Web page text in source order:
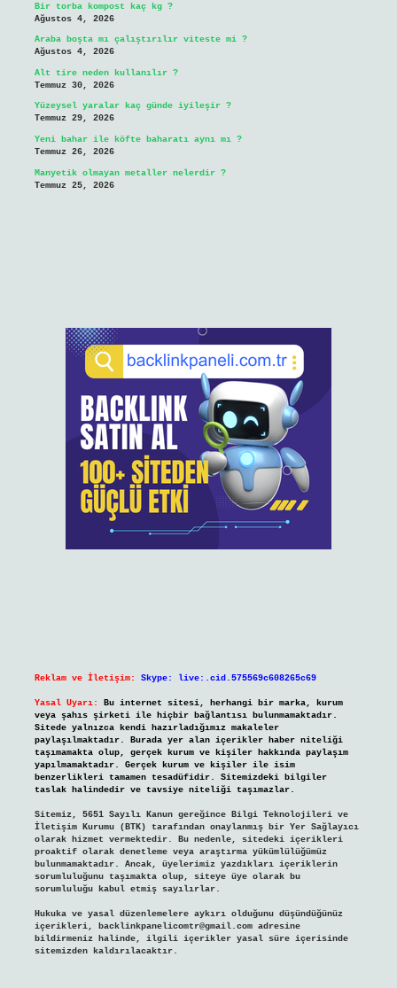
Bir torba kompost kaç kg ?
Ağustos 4, 2026
Araba boşta mı çalıştırılır viteste mi ?
Ağustos 4, 2026
Alt tire neden kullanılır ?
Temmuz 30, 2026
Yüzeysel yaralar kaç günde iyileşir ?
Temmuz 29, 2026
Yeni bahar ile köfte baharatı aynı mı ?
Temmuz 26, 2026
Manyetik olmayan metaller nelerdir ?
Temmuz 25, 2026
Reklam ve İletişim: Skype: live:.cid.575569c608265c69
Yasal Uyarı:
Bu internet sitesi, herhangi bir marka, kurum
veya şahıs şirketi ile hiçbir bağlantısı bulunmamaktadır.
Sitede yalnızca kendi hazırladığımız makaleler
paylaşılmaktadır. Burada yer alan içerikler haber niteliği
taşımamakta olup, gerçek kurum ve kişiler hakkında paylaşım
yapılmamaktadır. Gerçek kurum ve kişiler ile isim
benzerlikleri tamamen tesadüfidir. Sitemizdeki bilgiler
taslak halindedir ve tavsiye niteliği taşımazlar.
Sitemiz, 5651 Sayılı Kanun gereğince Bilgi Teknolojileri ve
İletişim Kurumu (BTK) tarafından onaylanmış bir Yer Sağlayıcı
olarak hizmet vermektedir. Bu nedenle, sitedeki içerikleri
proaktif olarak denetleme veya araştırma yükümlülüğümüz
bulunmamaktadır. Ancak, üyelerimiz yazdıkları içeriklerin
sorumluluğunu taşımakta olup, siteye üye olarak bu
sorumluluğu kabul etmiş sayılırlar.
Hukuka ve yasal düzenlemelere aykırı olduğunu düşündüğünüz
içerikleri, backlinkpanelicomtr@gmail.comadresine
bildirmeniz halinde, ilgili içerikler yasal süre içerisinde
sitemizden kaldırılacaktır.